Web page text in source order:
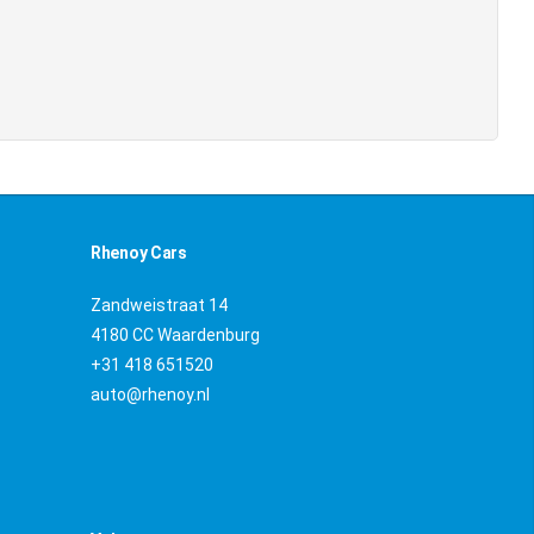
Rhenoy Cars
Zandweistraat 14
4180 CC Waardenburg
+31 418 651520
auto@rhenoy.nl